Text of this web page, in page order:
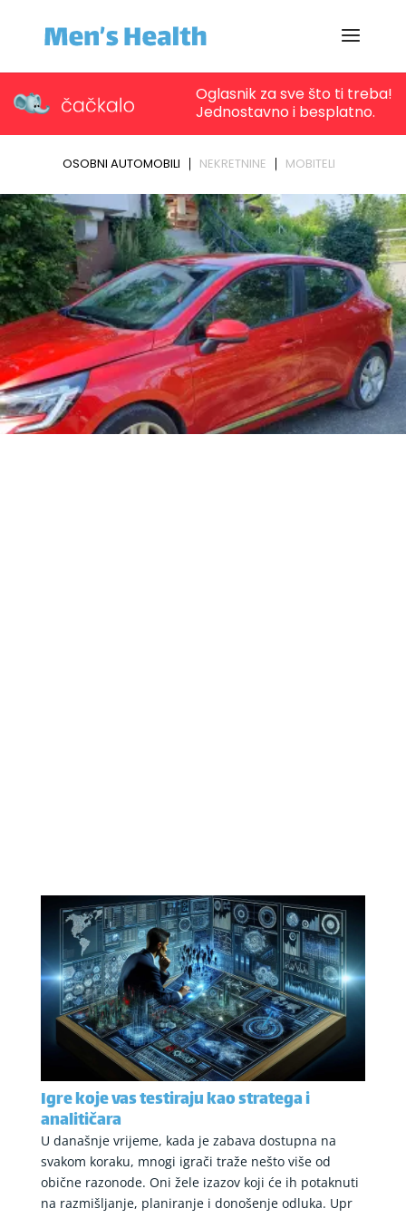
Igre koje vas testiraju kao stratega i
analitičara
U današnje vrijeme, kada je zabava dostupna na
svakom koraku, mnogi igrači traže nešto više od
obične razonode. Oni žele izazov koji će ih potaknuti
na razmišljanje, planiranje i donošenje odluka. Upr